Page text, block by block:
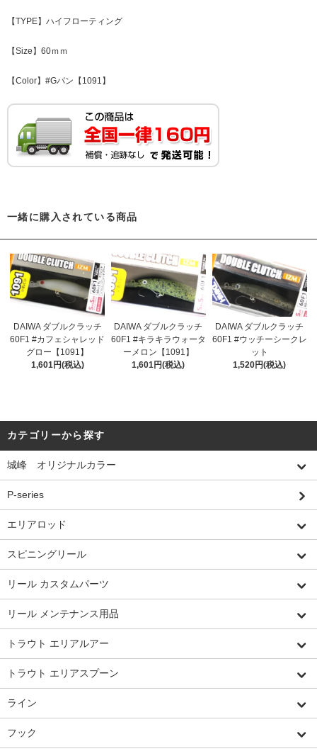
【TYPE】ハイフローティング
【Size】60ｍｍ
【Color】#Gパン【1091】
一緒に購入されている商品
DAIWA ダブルクラッチ
60F1 #カフェシャレッド
グロー【1091】
1,601円(税込)
DAIWA ダブルクラッチ
60F1 #キラキラウォータ
ーメロン【1091】
1,601円(税込)
DAIWA ダブルクラッチ
60F1 #ウッチーシークレ
ット
1,520円(税込)
カテゴリーから探す
城峰 オリジナルカラー
P-series
エリアロッド
スピニングリール
リール カスタムパーツ
リール メンテナンス用品
トラウト エリアルアー
トラウト エリアスプーン
ライン
フック